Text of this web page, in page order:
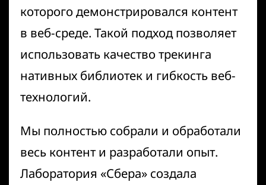
которого демонстрировался контент
в веб-среде. Такой подход позволяет
использовать качество трекинга
нативных библиотек и гибкость веб-
технологий.
Мы полностью собрали и обработали
весь контент и разработали опыт.
Лаборатория «Сбера» создала